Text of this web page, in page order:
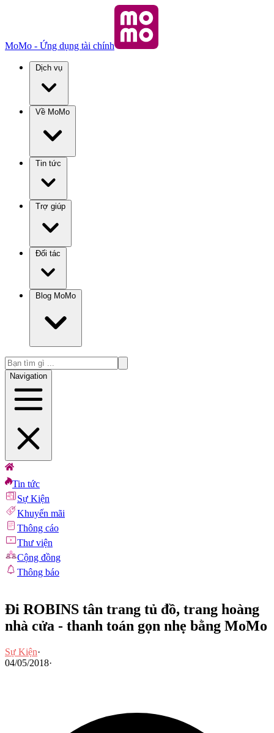
MoMo - Ứng dụng tài chính
Dịch vụ
Về MoMo
Tin tức
Trợ giúp
Đối tác
Blog MoMo
Navigation
Tin tức
Sự Kiện
Khuyến mãi
Thông cáo
Thư viện
Cộng đồng
Thông báo
Đi ROBINS tân trang tủ đồ, trang hoàng
nhà cửa - thanh toán gọn nhẹ bằng MoMo
Sự Kiện·
04/05/2018·